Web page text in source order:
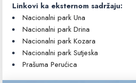
Linkovi ka eksternom sadržaju:
Nacionalni park Una
Nacionalni park Drina
Nacionalni park Kozara
Nacionalni park Sutjeska
Prašuma Perućica